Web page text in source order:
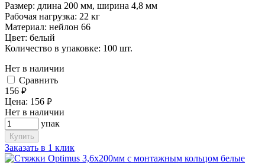
Размер: длина 200 мм, ширина 4,8 мм
Рабочая нагрузка: 22 кг
Материал: нейлон 66
Цвет: белый
Количество в упаковке: 100 шт.
Нет в наличии
Cравнить
156 руб.
Цена: 156 руб.
Нет в наличии
упак
Купить
Заказать в 1 клик